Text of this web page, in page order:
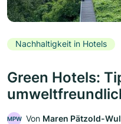
Nachhaltigkeit in Hotels
Green Hotels:
MPW Von Maren Pätzold-